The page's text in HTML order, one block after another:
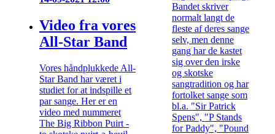
Video fra vores
All-Star Band
Vores håndplukkede All-
Star Band har været i
studiet for at indspille et
par sange. Her er en
video med nummeret
The Big Ribbon Puirt -
Bandet skriver
normalt langt de
fleste af deres sange
selv, men denne
gang har de kastet
sig over den irske
og skotske
sangtradition og har
fortolket sange som
bl.a. "Sir Patrick
Spens", "P Stands
for Paddy", "Pound